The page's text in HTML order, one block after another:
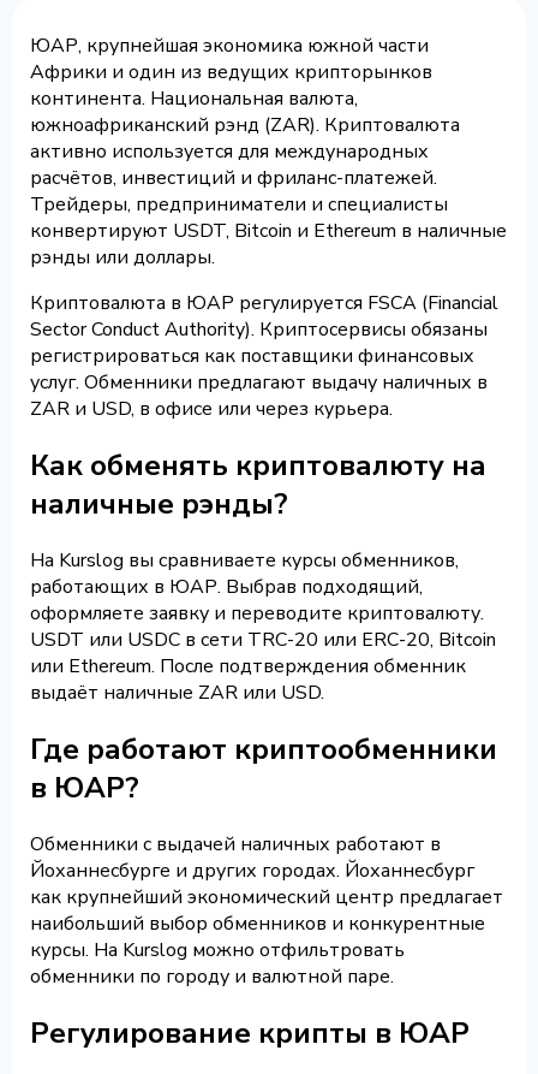
ЮАР, крупнейшая экономика южной части
Африки и один из ведущих крипторынков
континента. Национальная валюта,
южноафриканский рэнд (ZAR). Криптовалюта
активно используется для международных
расчётов, инвестиций и фриланс-платежей.
Трейдеры, предприниматели и специалисты
конвертируют USDT, Bitcoin и Ethereum в наличные
рэнды или доллары.
Криптовалюта в ЮАР регулируется FSCA (Financial
Sector Conduct Authority). Криптосервисы обязаны
регистрироваться как поставщики финансовых
услуг. Обменники предлагают выдачу наличных в
ZAR и USD, в офисе или через курьера.
Как обменять криптовалюту на
наличные рэнды?
На Kurslog вы сравниваете курсы обменников,
работающих в ЮАР. Выбрав подходящий,
оформляете заявку и переводите криптовалюту.
USDT или USDC в сети TRC-20 или ERC-20, Bitcoin
или Ethereum. После подтверждения обменник
выдаёт наличные ZAR или USD.
Где работают криптообменники
в ЮАР?
Обменники с выдачей наличных работают в
Йоханнесбурге и других городах. Йоханнесбург
как крупнейший экономический центр предлагает
наибольший выбор обменников и конкурентные
курсы. На Kurslog можно отфильтровать
обменники по городу и валютной паре.
Регулирование крипты в ЮАР